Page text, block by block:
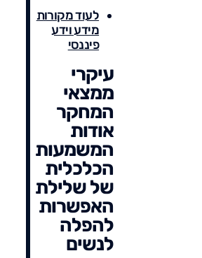
לעוד מקורות
מידע וידע
פיננסי
עיקרי
ממצאי
המחקר
אודות
המשמעות
הכלכלית
של שלילת
האפשרות
להפלה
לנשים